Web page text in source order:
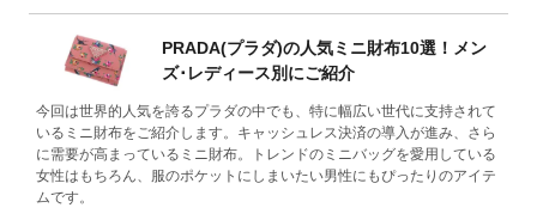
PRADA(プラダ)の人気ミニ財布10選！メン
ズ･レディース別にご紹介
今回は世界的人気を誇るプラダの中でも、特に幅広い世代に支持されて
いるミニ財布をご紹介します。キャッシュレス決済の導入が進み、さら
に需要が高まっているミニ財布。トレンドのミニバッグを愛用している
女性はもちろん、服のポケットにしまいたい男性にもぴったりのアイテ
ムです。